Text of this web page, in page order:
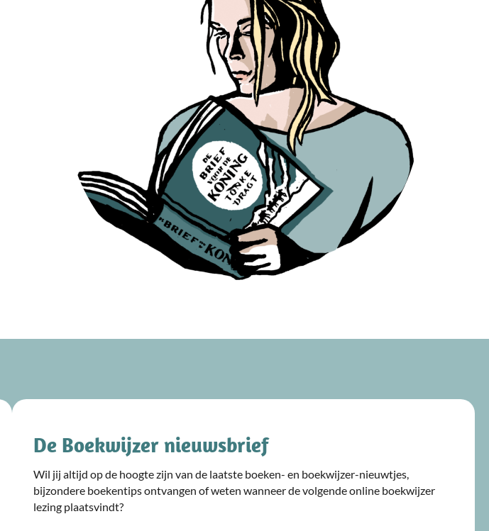
De Boekwijzer nieuwsbrief
Wil jij altijd op de hoogte zijn van de laatste boeken- en boekwijzer-nieuwtjes,
bijzondere boekentips ontvangen of weten wanneer de volgende online boekwijzer
lezing plaatsvindt?